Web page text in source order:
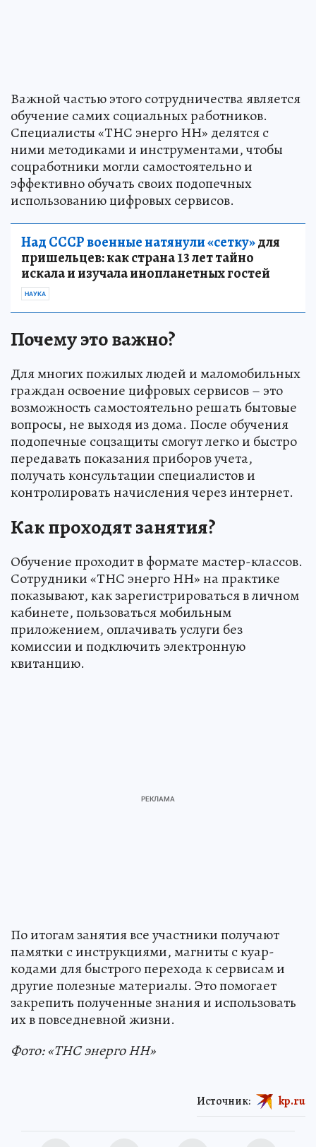
Важной частью этого сотрудничества является
обучение самих социальных работников.
Специалисты «ТНС энерго НН» делятся с
ними методиками и инструментами, чтобы
соцработники могли самостоятельно и
эффективно обучать своих подопечных
использованию цифровых сервисов.
Над СССР военные натянули «сетку»для
пришельцев: как страна 13 лет тайно
искала и изучала инопланетных гостей
НАУКА
Почему это важно?
Для многих пожилых людей и маломобильных
граждан освоение цифровых сервисов – это
возможность самостоятельно решать бытовые
вопросы, не выходя из дома. После обучения
подопечные соцзащиты смогут легко и быстро
передавать показания приборов учета,
получать консультации специалистов и
контролировать начисления через интернет.
Как проходят занятия?
Обучение проходит в формате мастер-классов.
Сотрудники «ТНС энерго НН» на практике
показывают, как зарегистрироваться в личном
кабинете, пользоваться мобильным
приложением, оплачивать услуги без
комиссии и подключить электронную
квитанцию.
По итогам занятия все участники получают
памятки с инструкциями, магниты с куар-
кодами для быстрого перехода к сервисам и
другие полезные материалы. Это помогает
закрепить полученные знания и использовать
их в повседневной жизни.
Фото: «ТНС энерго НН»
Источник: kp.ru